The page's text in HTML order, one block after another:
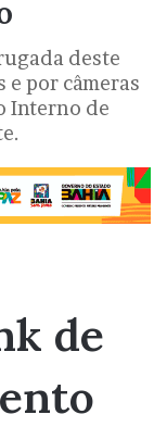
deste
e por câmeras
Interno de
de